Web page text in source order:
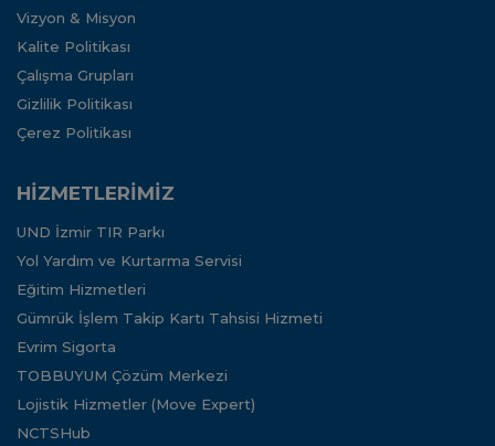
Vizyon & Misyon
Kalite Politikası
Çalışma Grupları
Gizlilik Politikası
Çerez Politikası
HİZMETLERİMİZ
UND İzmir TIR Parkı
Yol Yardım ve Kurtarma Servisi
Eğitim Hizmetleri
Gümrük İşlem Takip Kartı Tahsisi Hizmeti
Evrim Sigorta
TOBBUYUM Çözüm Merkezi
Lojistik Hizmetler (Move Expert)
NCTSHub